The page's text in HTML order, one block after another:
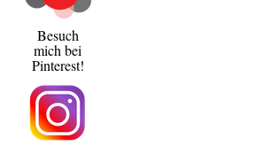
Besuch
mich bei
Pinterest!